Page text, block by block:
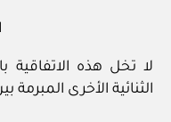
لا تخل هذه الاتفاقية
الثنائية الأخرى المبرمة